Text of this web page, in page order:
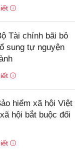
Tài chính bãi bỏ
sung tự nguyện
hiểm xã hội Việt
hội bắt buộc đối